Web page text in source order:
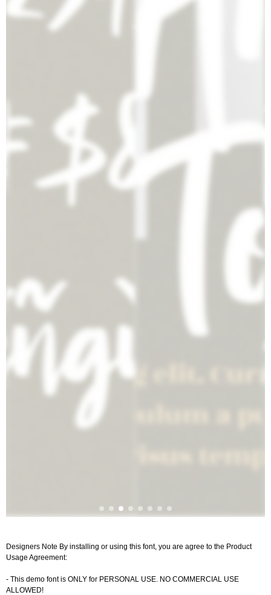
Designers Note By installing or using this font, you are agree to the Product
Usage Agreement:
- This demo font is ONLY for PERSONAL USE. NO COMMERCIAL USE
ALLOWED!